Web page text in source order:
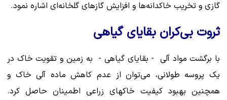
گازی و تخریب خاکدانه‌ها و افزایش گازهای گلخانه‌ای اشاره نمود.
ثروت بی‌کران بقایای گیاهی
با برگشت مواد آلی - بقایای گیاهی - به زمین و تقویت خاک در
یک پروسه طولانی، می‌توان از عدم کاهش ماده آلی خاک و
همچنین بهبود کیفیت خاک‎های زراعی اطمینان حاصل کرد.